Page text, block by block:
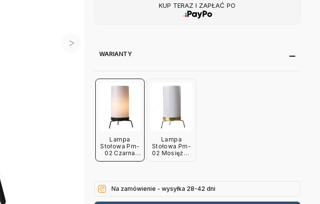
KUP TERAZ I ZAPŁAĆ PO
WARIANTY
Lampa
Stołowa Pm-
02 Czarna
Fritz Hansen
Lampa
Stołowa Pm-
02 Mosiężna
Na zamówienie - wysyłka 28-42 dni